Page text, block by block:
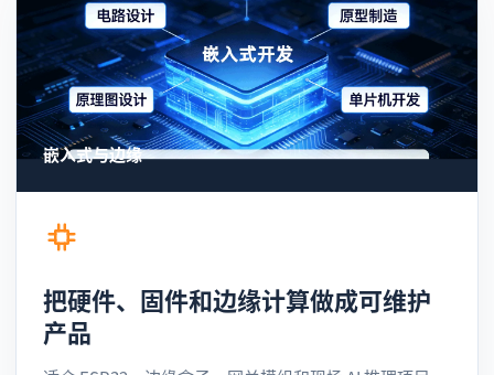
嵌入式与边缘
把硬件、固件和边缘计算做成可维护
产品